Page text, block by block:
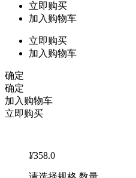
立即购买
加入购物车
立即购买
加入购物车
确定
确定
加入购物车
立即购买
¥358.0